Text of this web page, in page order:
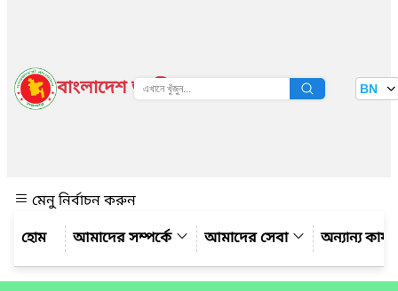
বাংলাদেশ জাতীয় তথ্য বাতায়ন BN
মেনু নির্বাচন করুন
আমাদের সম্পর্কে
আমাদের সেবা অন্যান্য